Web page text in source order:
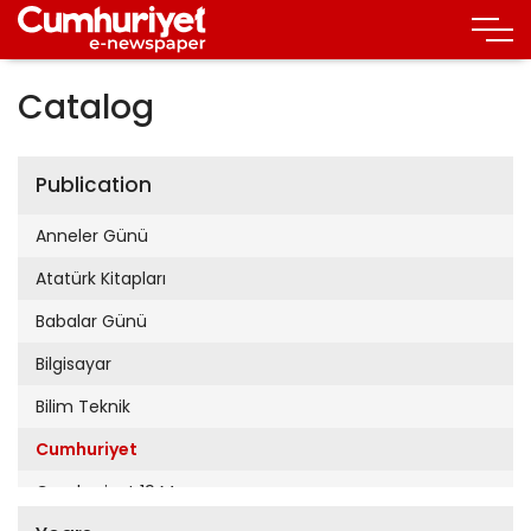
Catalog
Publication
Anneler Günü
Atatürk Kitapları
Babalar Günü
Bilgisayar
Bilim Teknik
Cumhuriyet
Cumhuriyet 19 Mayıs